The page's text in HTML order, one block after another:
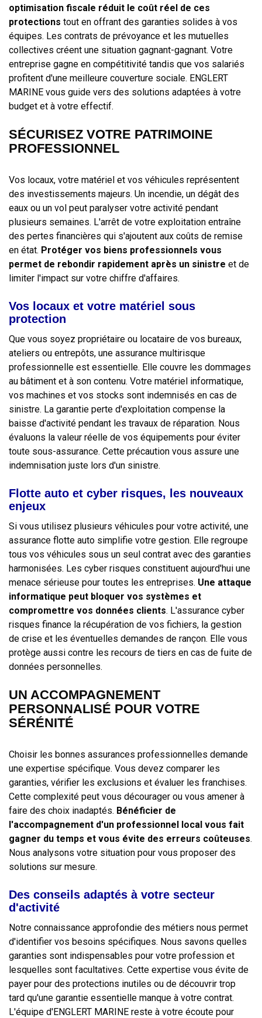
optimisation fiscale réduit le coût réel de ces
protections tout en offrant des garanties solides à vos
équipes. Les contrats de prévoyance et les mutuelles
collectives créent une situation gagnant-gagnant. Votre
entreprise gagne en compétitivité tandis que vos salariés
profitent d'une meilleure couverture sociale. ENGLERT
MARINE vous guide vers des solutions adaptées à votre
budget et à votre effectif.
SÉCURISEZ VOTRE PATRIMOINE
PROFESSIONNEL
Vos locaux, votre matériel et vos véhicules représentent
des investissements majeurs. Un incendie, un dégât des
eaux ou un vol peut paralyser votre activité pendant
plusieurs semaines. L'arrêt de votre exploitation entraîne
des pertes financières qui s'ajoutent aux coûts de remise
en état. Protéger vos biens professionnels vous
permet de rebondir rapidement après un sinistre et de
limiter l'impact sur votre chiffre d'affaires.
Vos locaux et votre matériel sous
protection
Que vous soyez propriétaire ou locataire de vos bureaux,
ateliers ou entrepôts, une assurance multirisque
professionnelle est essentielle. Elle couvre les dommages
au bâtiment et à son contenu. Votre matériel informatique,
vos machines et vos stocks sont indemnisés en cas de
sinistre. La garantie perte d'exploitation compense la
baisse d'activité pendant les travaux de réparation. Nous
évaluons la valeur réelle de vos équipements pour éviter
toute sous-assurance. Cette précaution vous assure une
indemnisation juste lors d'un sinistre.
Flotte auto et cyber risques, les nouveaux
enjeux
Si vous utilisez plusieurs véhicules pour votre activité, une
assurance flotte auto simplifie votre gestion. Elle regroupe
tous vos véhicules sous un seul contrat avec des garanties
harmonisées. Les cyber risques constituent aujourd'hui une
menace sérieuse pour toutes les entreprises. Une attaque
informatique peut bloquer vos systèmes et
compromettre vos données clients. L'assurance cyber
risques finance la récupération de vos fichiers, la gestion
de crise et les éventuelles demandes de rançon. Elle vous
protège aussi contre les recours de tiers en cas de fuite de
données personnelles.
UN ACCOMPAGNEMENT
PERSONNALISÉ POUR VOTRE
SÉRÉNITÉ
Choisir les bonnes assurances professionnelles demande
une expertise spécifique. Vous devez comparer les
garanties, vérifier les exclusions et évaluer les franchises.
Cette complexité peut vous décourager ou vous amener à
faire des choix inadaptés. Bénéficier de
l'accompagnement d'un professionnel local vous fait
gagner du temps et vous évite des erreurs coûteuses.
Nous analysons votre situation pour vous proposer des
solutions sur mesure.
Des conseils adaptés à votre secteur
d'activité
Notre connaissance approfondie des métiers nous permet
d'identifier vos besoins spécifiques. Nous savons quelles
garanties sont indispensables pour votre profession et
lesquelles sont facultatives. Cette expertise vous évite de
payer pour des protections inutiles ou de découvrir trop
tard qu'une garantie essentielle manque à votre contrat.
L'équipe d'ENGLERT MARINE reste à votre écoute pour